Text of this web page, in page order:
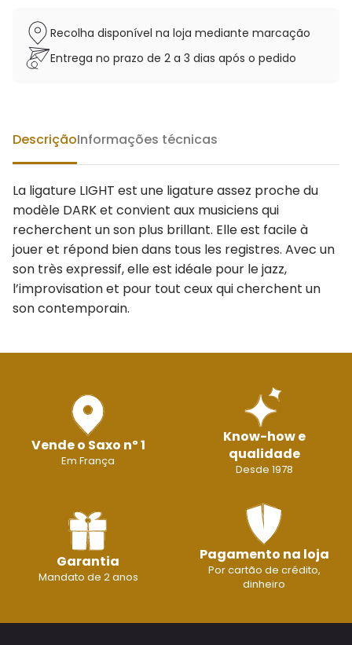
Recolha disponível na loja mediante marcação
Entrega no prazo de 2 a 3 dias após o pedido
DescriçãoInformações técnicas
La ligature LIGHT est une ligature assez proche du
modèle DARK et convient aux musiciens qui
recherchent un son plus brillant. Elle est facile à
jouer et répond bien dans tous les registres. Avec un
son très expressif, elle est idéale pour le jazz,
l’improvisation et pour tout ceux qui cherchent un
son contemporain.
Vende o Saxo nº 1
Em França
Know-how e
qualidade
Desde 1978
Garantia
Mandato de 2 anos
Pagamento na loja
Por cartão de crédito,
dinheiro